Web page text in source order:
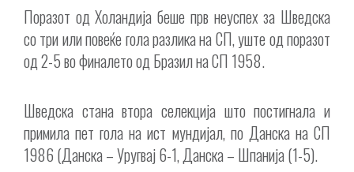
Поразот од Холандија беше прв неуспех за Шведска
со три или повеќе гола разлика на СП, уште од поразот
од 2-5 во финалето од Бразил на СП 1958.
Шведска стана втора селекција што постигнала и
примила пет гола на ист мундијал, по Данска на СП
1986 (Данска – Уругвај 6-1, Данска – Шпанија (1-5).